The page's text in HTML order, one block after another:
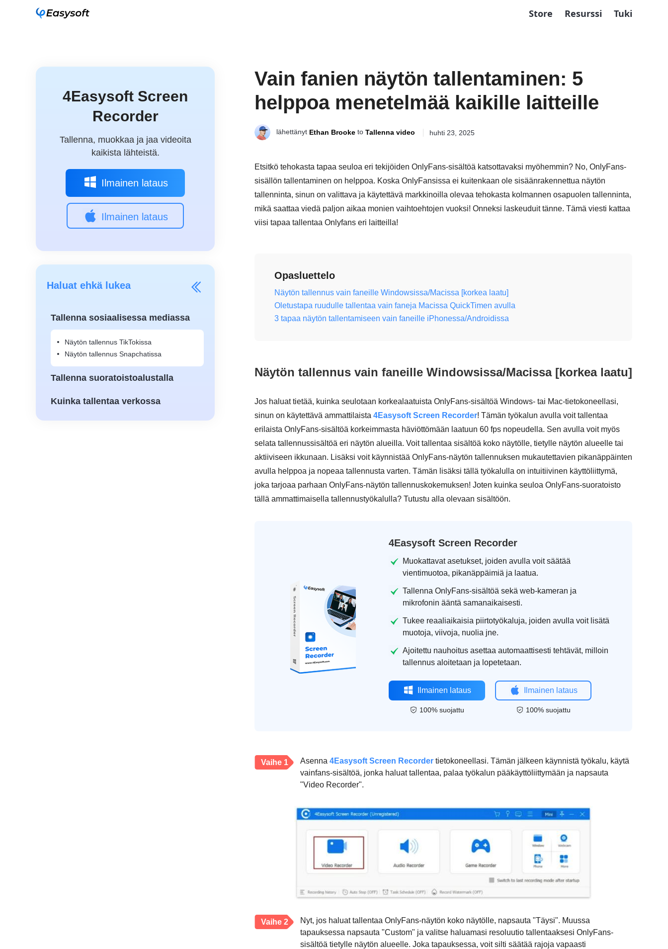
Store Resurssi Tuki
4Easysoft Screen
Recorder
Tallenna, muokkaa ja jaa videoita
kaikista lähteistä.
Ilmainen lataus
Ilmainen lataus
Haluat ehkä lukea
Tallenna sosiaalisessa mediassa
Näytön tallennus TikTokissa
Näytön tallennus Snapchatissa
Tallenna suoratoistoalustalla
Kuinka tallentaa verkossa
Vain fanien näytön tallentaminen: 5
helppoa menetelmää kaikille laitteille
lähettänyt Ethan Brooke to Tallenna video huhti 23, 2025
Etsitkö tehokasta tapaa seuloa eri tekijöiden OnlyFans-sisältöä katsottavaksi myöhemmin? No, OnlyFans-
sisällön tallentaminen on helppoa. Koska OnlyFansissa ei kuitenkaan ole sisäänrakennettua näytön
tallenninta, sinun on valittava ja käytettävä markkinoilla olevaa tehokasta kolmannen osapuolen tallenninta,
mikä saattaa viedä paljon aikaa monien vaihtoehtojen vuoksi! Onneksi laskeuduit tänne. Tämä viesti kattaa
viisi tapaa tallentaa Onlyfans eri laitteilla!
Opasluettelo
Näytön tallennus vain faneille Windowsissa/Macissa [korkea laatu]
Oletustapa ruudulle tallentaa vain faneja Macissa QuickTimen avulla
3 tapaa näytön tallentamiseen vain faneille iPhonessa/Androidissa
Näytön tallennus vain faneille Windowsissa/Macissa [korkea laatu]
Jos haluat tietää, kuinka seulotaan korkealaatuista OnlyFans-sisältöä Windows- tai Mac-tietokoneellasi,
sinun on käytettävä ammattilaista 4Easysoft Screen Recorder! Tämän työkalun avulla voit tallentaa
erilaista OnlyFans-sisältöä korkeimmasta häviöttömään laatuun 60 fps nopeudella. Sen avulla voit myös
selata tallennussisältöä eri näytön alueilla. Voit tallentaa sisältöä koko näytölle, tietylle näytön alueelle tai
aktiiviseen ikkunaan. Lisäksi voit käynnistää OnlyFans-näytön tallennuksen mukautettavien pikanäppäinten
avulla helppoa ja nopeaa tallennusta varten. Tämän lisäksi tällä työkalulla on intuitiivinen käyttöliittymä,
joka tarjoaa parhaan OnlyFans-näytön tallennuskokemuksen! Joten kuinka seuloa OnlyFans-suoratoisto
tällä ammattimaisella tallennustyökalulla? Tutustu alla olevaan sisältöön.
4Easysoft Screen Recorder
Muokattavat asetukset, joiden avulla voit säätää
vientimuotoa, pikanäppäimiä ja laatua.
Tallenna OnlyFans-sisältöä sekä web-kameran ja
mikrofonin ääntä samanaikaisesti.
Tukee reaaliaikaisia piirtotyökaluja, joiden avulla voit lisätä
muotoja, viivoja, nuolia jne.
Ajoitettu nauhoitus asettaa automaattisesti tehtävät, milloin
tallennus aloitetaan ja lopetetaan.
Ilmainen lataus
100% suojattu
Ilmainen lataus
100% suojattu
Vaihe 1 Asenna 4Easysoft Screen Recorder tietokoneellasi. Tämän jälkeen käynnistä työkalu, käytä
vainfans-sisältöä, jonka haluat tallentaa, palaa työkalun pääkäyttöliittymään ja napsauta
"Video Recorder".
Vaihe 2
Nyt, jos haluat tallentaa OnlyFans-näytön koko näytölle, napsauta "Täysi". Muussa
tapauksessa napsauta "Custom" ja valitse haluamasi resoluutio tallentaaksesi OnlyFans-
sisältöä tietylle näytön alueelle. Joka tapauksessa, voit silti säätää rajoja vapaasti